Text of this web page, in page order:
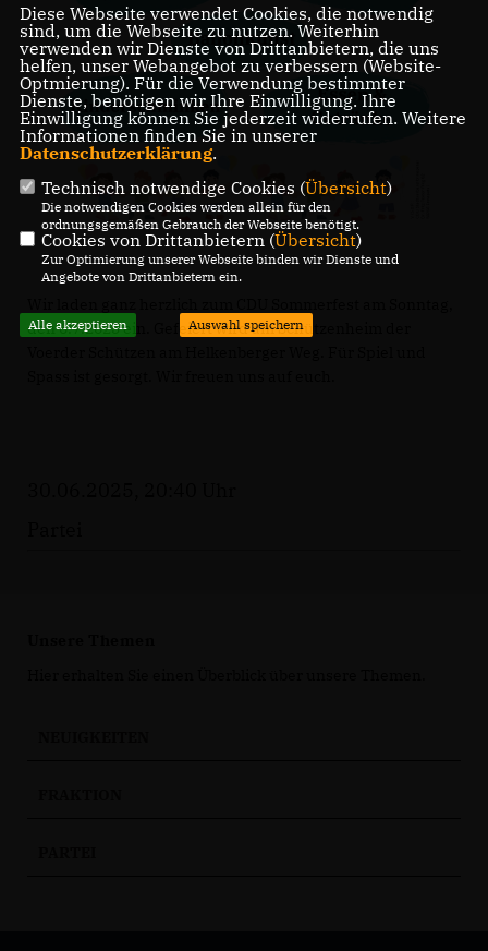
den 6.7.2025 ein. Gefeiert wird am Schützenheim der
Diese Webseite verwendet Cookies, die notwendig
sind, um die Webseite zu nutzen. Weiterhin
verwenden wir Dienste von Drittanbietern, die uns
helfen, unser Webangebot zu verbessern (Website-
Optmierung). Für die Verwendung bestimmter
Dienste, benötigen wir Ihre Einwilligung. Ihre
Einwilligung können Sie jederzeit widerrufen. Weitere
Informationen finden Sie in unserer
Datenschutzerklärung.
Technisch notwendige Cookies (Übersicht)
Die notwendigen Cookies werden allein für den
ordnungsgemäßen Gebrauch der Webseite benötigt.
Cookies von Drittanbietern (Übersicht)
Zur Optimierung unserer Webseite binden wir Dienste und
Angebote von Drittanbietern ein.
Alle akzeptieren Auswahl speichern